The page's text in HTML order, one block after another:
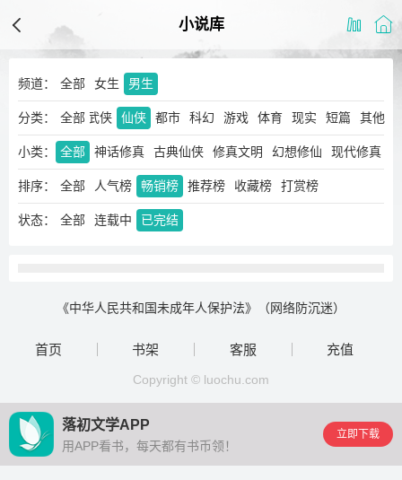
小说库
频道： 全部 女生 男生
分类： 全部
玄幻 奇幻 武侠 仙侠 都市 科幻 游戏 体育 现实 短篇 其他
小类： 全部 神话修真 古典仙侠 修真文明 幻想修仙 现代修真
排序： 全部 人气榜 畅销榜 推荐榜 收藏榜 打赏榜
状态： 全部 连载中 已完结
《中华人民共和国未成年人保护法》（网络防沉迷）
首页 书架 客服 充值
Copyright © luochu.com
落初文学APP
用APP看书，每天都有书币领！
立即下载